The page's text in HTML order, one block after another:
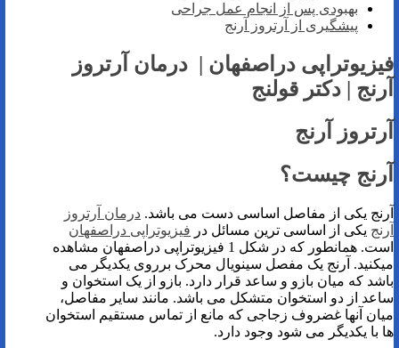
بهبودی پس‌ از انجام عمل جراحی
پیشگیری از آرتروز آرنج
فیزیوتراپی دراصفهان | درمان آرتروز
آرنج | دکتر قولنج
آرتروز آرنج
آرنج چیست؟
آرنج یکی از مفاصل اساسی دست می باشد. درمان آرتروز
آرنج یکی از اساسی ترین مسائل در فیزیوتراپی دراصفهان
است. همانطور که در شکل 1 فیزیوتراپی دراصفهان مشاهده
میکنید. آرنج یک مفصل سینویال محرک برروی یکدیگر می
باشد که میان بازو و ساعد قرار دارد. بازو از یک استخوان و
ساعد از دو استخوان متشکل می باشد. مانند سایر مفاصل،
میان آنها غضروف زجاجی که مانع از تماس مستقیم استخوان
ها با یکدیگر می شود وجود دارد.